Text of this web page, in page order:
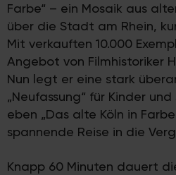
Farbe“ – ein Mosaik aus
über die Stadt am Rhein,
Mit verkauften 10.000
Angebot von Filmhistoriker
Nun legt er eine stark
„Neufassung“ für Kinder
eben „Das alte Köln in
spannende Reise in die
Knapp 60 Minuten dauert